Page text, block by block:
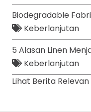
Biodegradable
Keberlanjutan
5 Alasan Linen
Keberlanjutan
Lihat Berita Relevan